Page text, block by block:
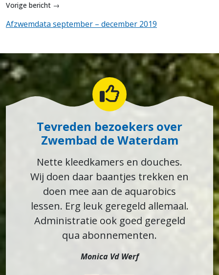
Vorige bericht →
Afzwemdata september – december 2019
Tevreden bezoekers over
Zwembad de Waterdam
Nette kleedkamers en douches.
Wij doen daar baantjes trekken en
doen mee aan de aquarobics
lessen. Erg leuk geregeld allemaal.
Administratie ook goed geregeld
qua abonnementen.
Monica Vd Werf